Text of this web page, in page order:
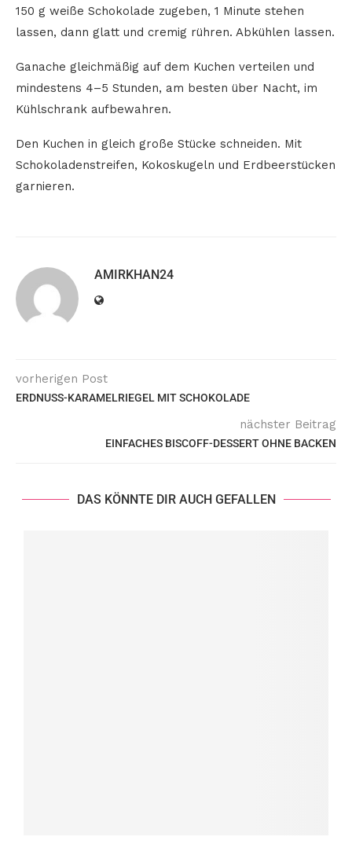
150 g weiße Schokolade zugeben, 1 Minute stehen
lassen, dann glatt und cremig rühren. Abkühlen lassen.
Ganache gleichmäßig auf dem Kuchen verteilen und
mindestens 4–5 Stunden, am besten über Nacht, im
Kühlschrank aufbewahren.
Den Kuchen in gleich große Stücke schneiden. Mit
Schokoladenstreifen, Kokoskugeln und Erdbeerstücken
garnieren.
AMIRKHAN24
vorherigen Post
ERDNUSS-KARAMELRIEGEL MIT SCHOKOLADE
nächster Beitrag
EINFACHES BISCOFF-DESSERT OHNE BACKEN
DAS KÖNNTE DIR AUCH GEFALLEN